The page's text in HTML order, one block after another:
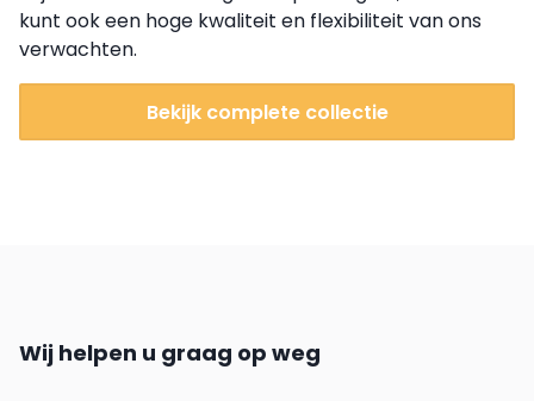
kunt ook een hoge kwaliteit en flexibiliteit van ons
verwachten.
Bekijk complete collectie
Wij helpen u graag op weg